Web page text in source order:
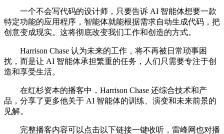
一个不会写代码的设计师，只要告诉 AI 智能体想要一款
特定功能的应用程序，智能体就能根据需求自动生成代码，把
创意变成现实。这将彻底改变我们工作和创造的方式。
Harrison Chase 认为未来的工作，将不再被日常琐事困
扰，而是让 AI 智能体承担繁重的任务，人们只需要专注于创
造和享受生活。
在红杉资本的播客中，Harrison Chase 还综合技术和产
品，分享了更多他关于 AI 智能体的训练、演变和未来前景的
见解。
完整播客内容可以点击以下链接一键收听，雷峰网也对播